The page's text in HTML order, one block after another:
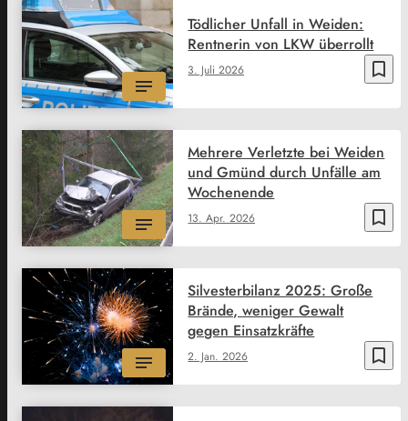
bookmark_border
3. Juli 2026
Tödlicher Unfall in Weiden:
Rentnerin von LKW überrollt
bookmark_border
13. Apr. 2026
Mehrere Verletzte bei Weiden
und Gmünd durch Unfälle am
Wochenende
bookmark_border
2. Jan. 2026
Silvesterbilanz 2025: Große
Brände, weniger Gewalt
gegen Einsatzkräfte